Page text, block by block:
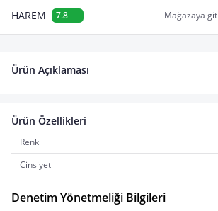
HAREM 7.8 Mağazaya git
Ürün Açıklaması
Ürün Özellikleri
Renk
Cinsiyet
Denetim Yönetmeliği Bilgileri